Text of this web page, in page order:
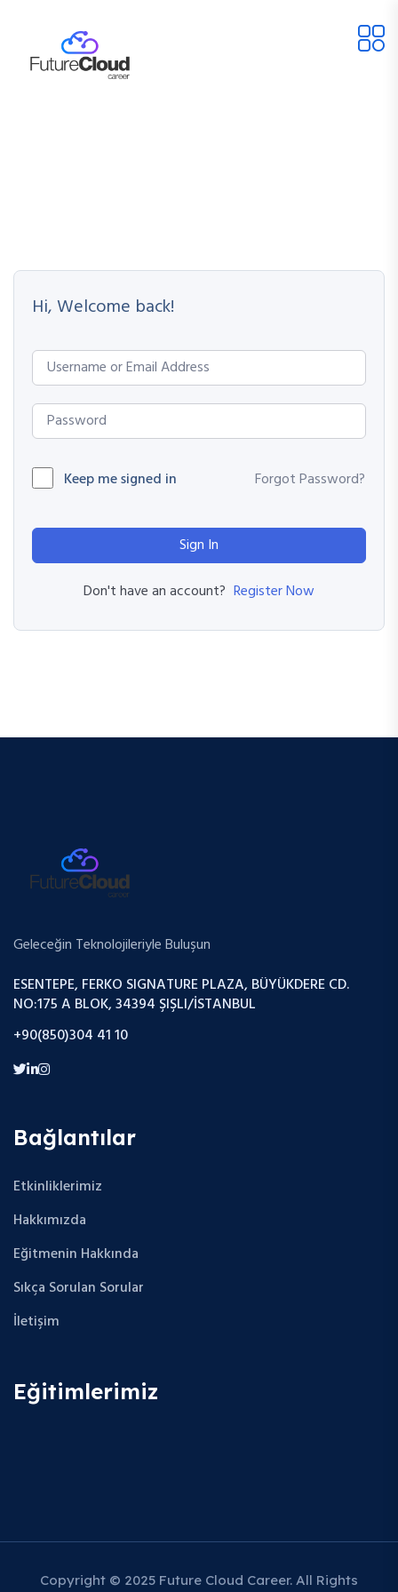
Hi, Welcome back!
Keep me signed in Forgot Password?
Sign In
Don't have an account? Register Now
Geleceğin Teknolojileriyle Buluşun
ESENTEPE, FERKO SIGNATURE PLAZA, BÜYÜKDERE CD.
NO:175 A BLOK, 34394 ŞIŞLI/İSTANBUL
+90(850)304 41 10
Bağlantılar
Etkinliklerimiz
Hakkımızda
Eğitmenin Hakkında
Sıkça Sorulan Sorular
İletişim
Eğitimlerimiz
Copyright © 2025 Future Cloud Career. All Rights